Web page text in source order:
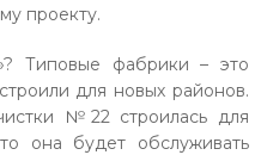
проекту.
Типовые фабрики – это
для новых районов.
№22 строилась для
она будет обслуживать